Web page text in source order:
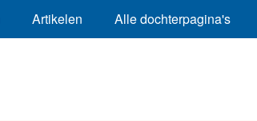
Artikelen Alle dochterpagina's